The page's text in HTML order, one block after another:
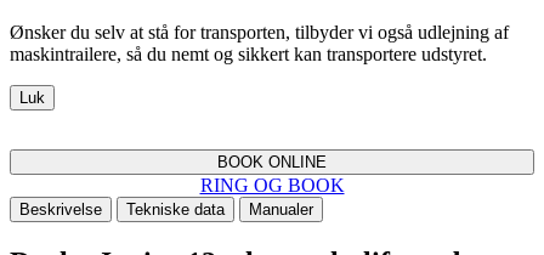
Ønsker du selv at stå for transporten, tilbyder vi også udlejning af
maskintrailere, så du nemt og sikkert kan transportere udstyret.
Luk
BOOK ONLINE
RING OG BOOK
Beskrivelse Tekniske data Manualer